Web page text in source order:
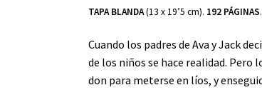
TAPA BLANDA(13 x 19’5 cm). 192 PÁGINAS.
Cuando los padres de Ava y Jack
de los niños se hace realidad. Pero
don para meterse en líos, y